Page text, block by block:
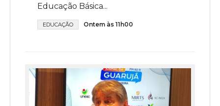
Educação Básica...
EDUCAÇÃO Ontem às 11h00